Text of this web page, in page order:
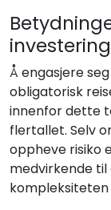
Å engasjere
obligatorisk
innenfor dette
flertallet. Selv
oppheve risiko
medvirkende til